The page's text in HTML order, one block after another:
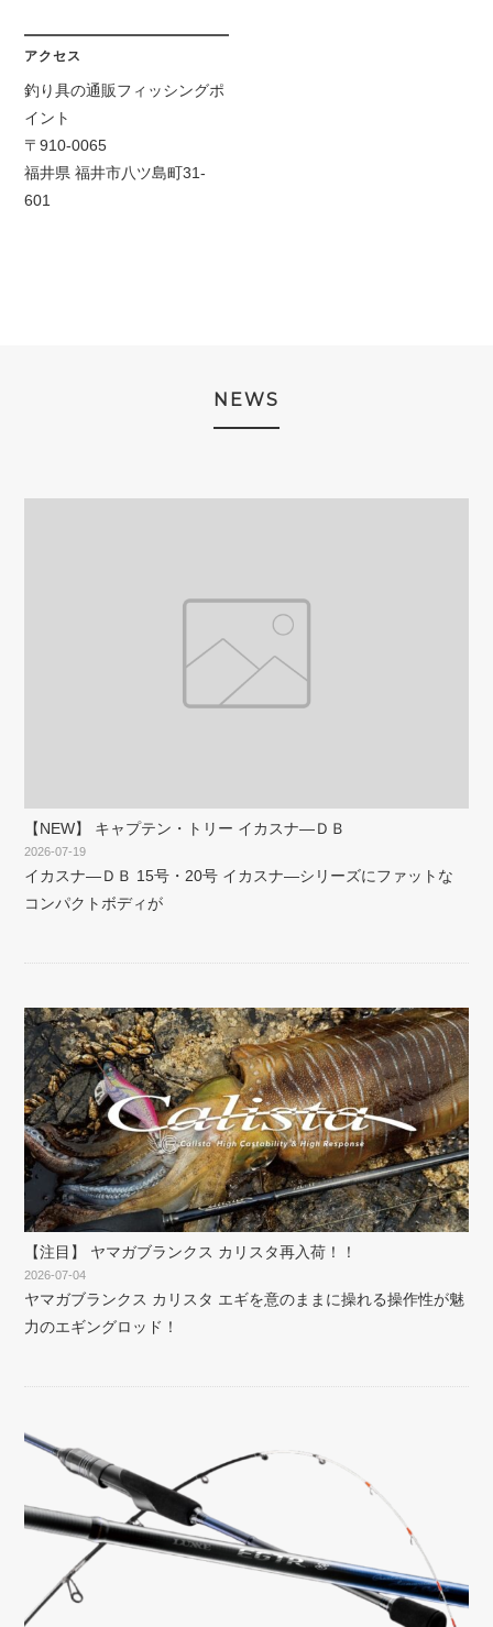
アクセス
釣り具の通販フィッシングポ
イント
〒910-0065
福井県 福井市八ツ島町31-
601
NEWS
【NEW】 キャプテン・トリー イカスナ―ＤＢ
2026-07-19
イカスナ―ＤＢ 15号・20号 イカスナ―シリーズにファットな
コンパクトボディが
【注目】 ヤマガブランクス カリスタ再入荷！！
2026-07-04
ヤマガブランクス カリスタ エギを意のままに操れる操作性が魅
力のエギングロッド！